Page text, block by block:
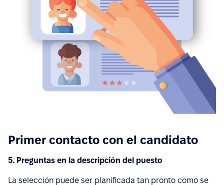
Primer contacto con el candidato
5. Preguntas en la descripción del puesto
La selección puede ser planificada tan pronto como se